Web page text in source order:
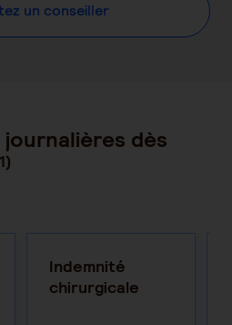
un conseiller
dès
Indemnité
chirurgicale